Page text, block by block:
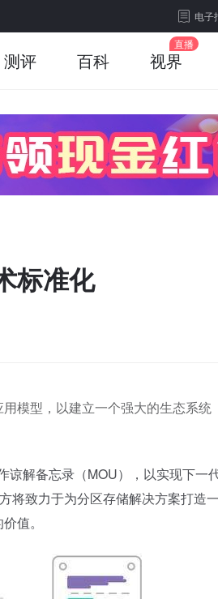
电子
测评 百科 视界
标准化
模型，以建立一个强大的生态系统
解备忘录（MOU），以实现下一
将致力于为分区存储解决方案打造
值。